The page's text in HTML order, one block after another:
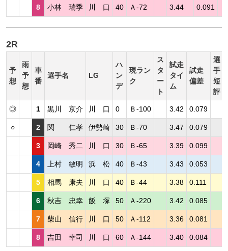
8 小林 瑞季 川 口 40 Ａ-72 3.44 0.091
2R
予
想
雨
予
想
車
番
選手名 LG
ハ
ン
デ
現ラン
ク
ス
タ
ー
ト
試走
タイ
ム
試走
偏差
選
手
短
評
◎ 1 黒川 京介 川 口 0 Ｂ-100 3.42 0.079
○ 2 関 仁孝 伊勢崎 30 Ｂ-70 3.47 0.079
3 岡崎 秀二 川 口 30 Ｂ-65 3.39 0.099
4 上村 敏明 浜 松 40 Ｂ-43 3.43 0.053
5 相馬 康夫 川 口 40 Ｂ-44 3.38 0.111
6 秋吉 忠幸 飯 塚 50 Ａ-220 3.42 0.085
7 柴山 信行 川 口 50 Ａ-112 3.36 0.081
8 吉田 幸司 川 口 60 Ａ-144 3.40 0.084